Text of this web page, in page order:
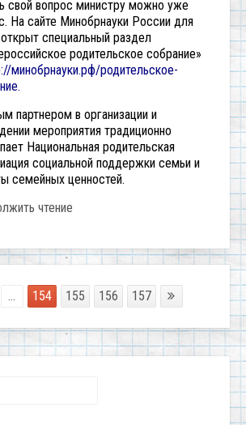
свой вопрос министру можно уже
На сайте Минобрнауки России для
открыт специальный раздел
родительское собрание»
минобрнауки.рф/родительское-
.
партнером в организации и
мероприятия традиционно
Национальная родительская
социальной поддержки семьи и
семейных ценностей.
чтение
... 154 155 156 157